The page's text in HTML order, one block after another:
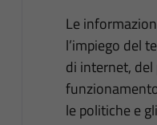
Le
l’impiego del
di internet,
le politiche e